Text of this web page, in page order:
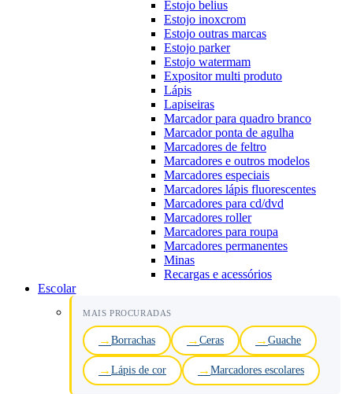
Estojo belius
Estojo inoxcrom
Estojo outras marcas
Estojo parker
Estojo watermam
Expositor multi produto
Lápis
Lapiseiras
Marcador para quadro branco
Marcador ponta de agulha
Marcadores de feltro
Marcadores e outros modelos
Marcadores especiais
Marcadores lápis fluorescentes
Marcadores para cd/dvd
Marcadores roller
Marcadores para roupa
Marcadores permanentes
Minas
Recargas e acessórios
Escolar
MAIS PROCURADAS
Borrachas Ceras Guache
Lápis de cor Marcadores escolares